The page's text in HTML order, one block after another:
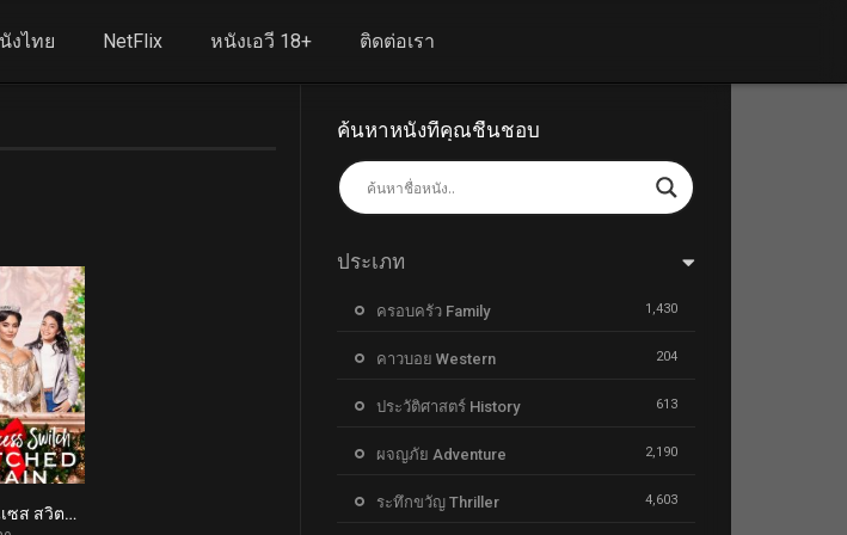
งไทย NetFlix หนังเอวี 18+ ติดต่อเรา
5.5
เดอะ พริ้นเซส สวิตช์ สลับแล้วสลับอีก The Princess Switch: Switched Again (2020)
ค้นหาหนังที่คุณชื่นชอบ
ประเภท
ครอบครัว Family 1,430
คาวบอย Western 204
ประวัติศาสตร์ History 613
ผจญภัย Adventure 2,190
ระทึกขวัญ Thriller 4,603